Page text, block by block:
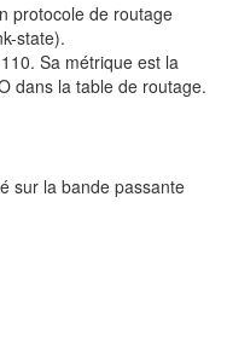
protocole de routage
state).
Sa métrique est la
dans la table de routage.
sur la bande passante